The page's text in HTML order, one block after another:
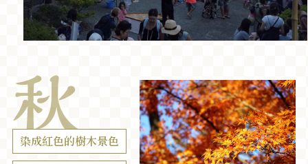
染成紅色的樹木景色